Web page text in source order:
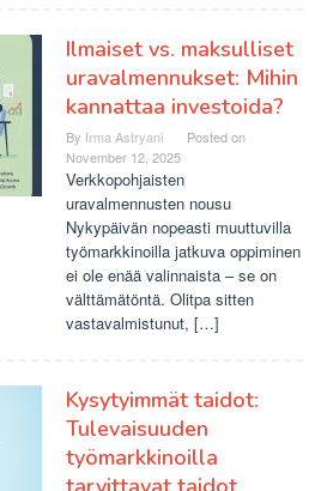
Ilmaiset vs. maksulliset
uravalmennukset: Mihin
kannattaa investoida?
By Irma Astryani
Posted on
November 12, 2025
Verkkopohjaisten
uravalmennusten nousu
Nykypäivän nopeasti muuttuvilla
työmarkkinoilla jatkuva oppiminen
ei ole enää valinnaista – se on
välttämätöntä. Olitpa sitten
vastavalmistunut, […]
Kysytyimmät taidot:
Tulevaisuuden
työmarkkinoilla